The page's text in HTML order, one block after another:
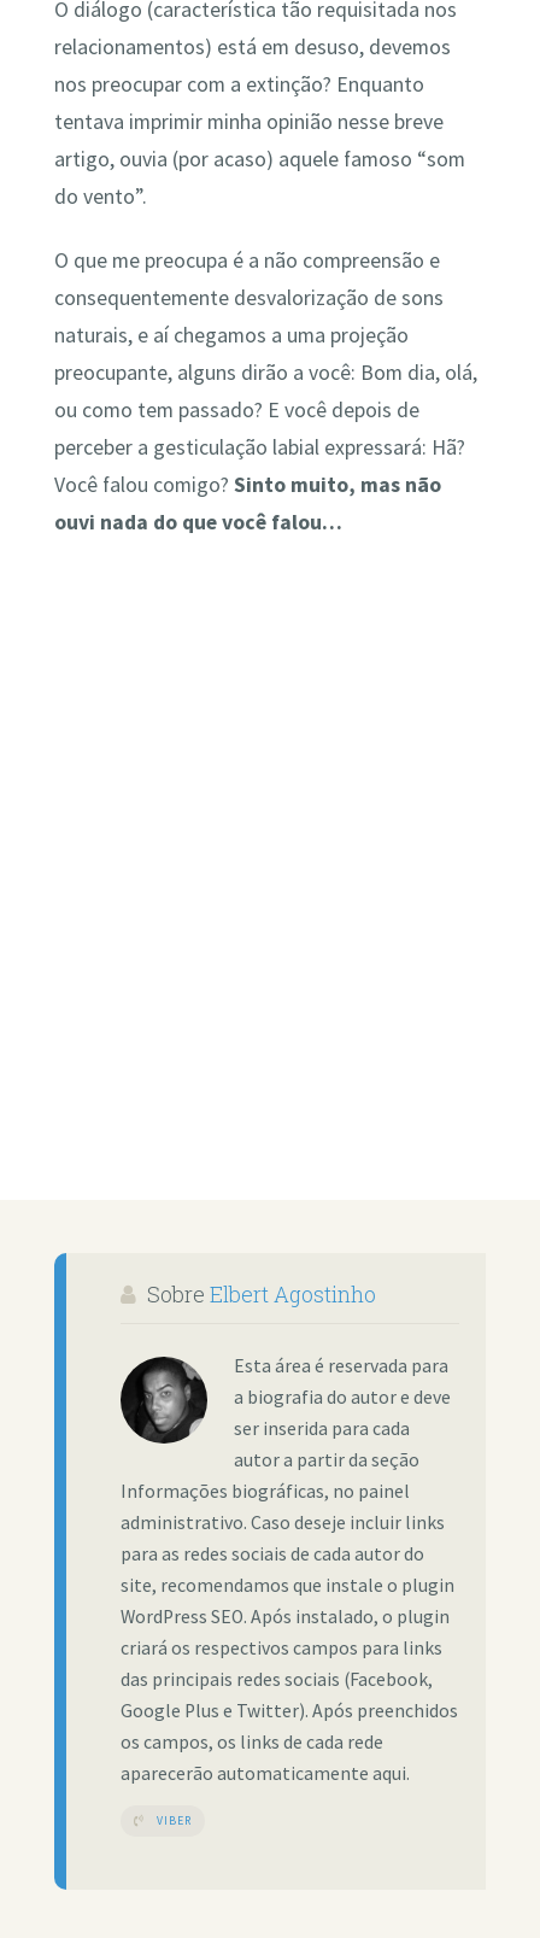
O diálogo (característica tão requisitada nos
relacionamentos) está em desuso, devemos
nos preocupar com a extinção? Enquanto
tentava imprimir minha opinião nesse breve
artigo, ouvia (por acaso) aquele famoso “som
do vento”.
O que me preocupa é a não compreensão e
consequentemente desvalorização de sons
naturais, e aí chegamos a uma projeção
preocupante, alguns dirão a você: Bom dia, olá,
ou como tem passado? E você depois de
perceber a gesticulação labial expressará: Hã?
Você falou comigo? Sinto muito, mas não
ouvi nada do que você falou…
Sobre Elbert Agostinho
Esta área é reservada para
a biografia do autor e deve
ser inserida para cada
autor a partir da seção
Informações biográficas, no painel
administrativo. Caso deseje incluir links
para as redes sociais de cada autor do
site, recomendamos que instale o plugin
WordPress SEO. Após instalado, o plugin
criará os respectivos campos para links
das principais redes sociais (Facebook,
Google Plus e Twitter). Após preenchidos
os campos, os links de cada rede
aparecerão automaticamente aqui.
VIBER